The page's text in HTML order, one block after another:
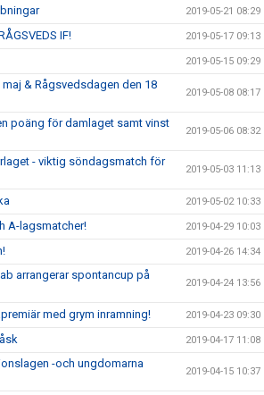
2019-05-21 08:29
IF! 2019-05-17 09:13
2019-05-15 09:29
& Rågsvedsdagen den 18
2019-05-08 08:17
poäng för damlaget samt vinst
2019-05-06 08:32
- viktig söndagsmatch för
2019-05-03 11:13
2019-05-02 10:33
A-lagsmatcher! 2019-04-29 10:03
2019-04-26 14:34
arrangerar spontancup på
2019-04-24 13:56
med grym inramning! 2019-04-23 09:30
2019-04-17 11:08
-och ungdomarna
2019-04-15 10:37